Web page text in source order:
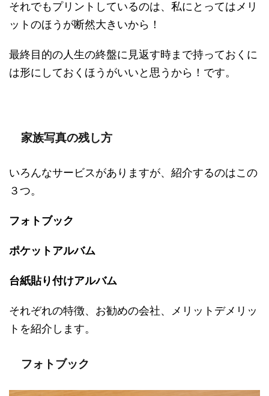
それでもプリントしているのは、私にとってはメリ
ットのほうが断然大きいから！
最終目的の人生の終盤に見返す時まで持っておくに
は形にしておくほうがいいと思うから！です。
家族写真の残し方
いろんなサービスがありますが、紹介するのはこの
３つ。
フォトブック
ポケットアルバム
台紙貼り付けアルバム
それぞれの特徴、お勧めの会社、メリットデメリッ
トを紹介します。
フォトブック